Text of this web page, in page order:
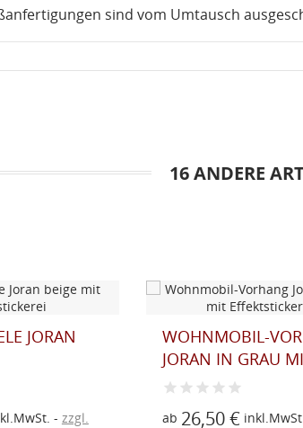
sind vom Umtausch
16 ANDERE
JORAN
zzgl.
WOHNMOBIL-
JORAN IN GRAU
ab 26,50 € inkl.MwSt.